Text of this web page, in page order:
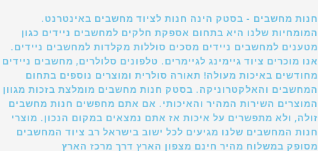
חנות מחשבים - בסטק הינה חנות לציוד מחשבים באינטרנט.
המומחיות שלנו היא בתחום אספקת חלקים למחשבים ניידים כגון
מטענים למחשבים ניידים מסכים סוללות מקלדות למחשבים ניידים.
אנו מוכרים ציוד גיימינג לגיימרים. טלפונים סלולרים, מחשבים ניידים
מחודשים באיכות מעולה! תאורה סולרית ומוצרים נוספים בתחום
המחשבים והאלקטרוניקה. בסטק חנות מחשבים מומלצת בזכות מגוון
המוצרים השירות המהיר והאיכותי. אם אתם מחפשים חנות מחשבים
זולה, ולא מתפשרים על איכות אז אתם נמצאים במקום הנכון. מוצרי
חנות המחשבים שלנו מגיעים לכל ישוב בישראל רב ציוד המחשבים
מסופק במשלוח מהיר חינם מצפון הארץ דרך מרכז הארץ